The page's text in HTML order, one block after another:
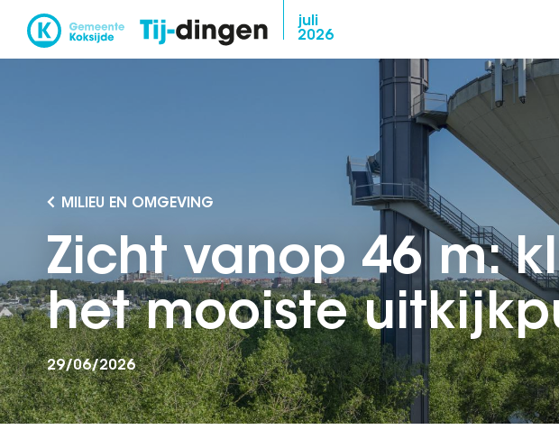
Overslaan
naar
juli
2026
MILIEU EN OMGEVING
Zicht vanop 46 m:
het mooiste
29/06/2026